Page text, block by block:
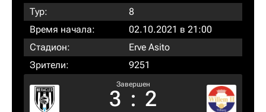
Тур:
8
Время начала:
02.10.2021 в 21:00
Стадион:
Erve Asito
Зрители:
9251
Завершен
3 : 2